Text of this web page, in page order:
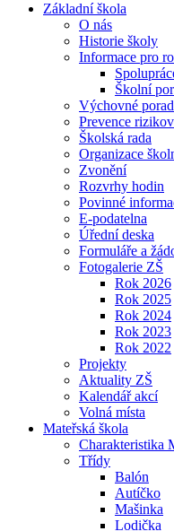
Základní škola
O nás
Historie školy
Informace pro
Školní
Výchovné
Prevence
Školská rada
Organizace
Zvonění
Rozvrhy hodin
Povinné
E-podatelna
Úřední deska
Formuláře a
Fotogalerie ZŠ
Rok 2026
Rok 2025
Rok 2024
Rok 2023
Rok 2022
Projekty
Aktuality ZŠ
Kalendář akcí
Volná místa
Mateřská škola
Charakteristika
Třídy
Balón
Autíčko
Mašinka
Lodička